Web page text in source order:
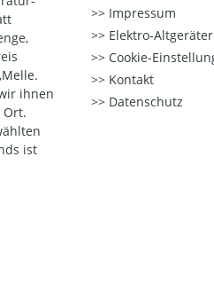
ihnen
Ort.
ist
Impressum
Elektro-
Cookie-
Kontakt
Datenschutz